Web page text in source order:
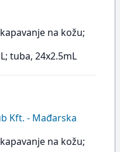
na kožu;
tuba, 24x2.5mL
Kft. - Mađarska
na kožu;